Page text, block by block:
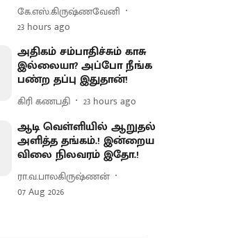
கே.எஸ்.கிருஷ்ணவேனி
23 hours ago
அதிகம் சம்பாதிச்சும் காசு
இல்லையா? அப்போ நீங்க
பண்ற தப்பு இதுதான்!
கிரி கணபதி 23 hours ago
ஆடி வெள்ளியில் ஆறுதல்
அளித்த தங்கம்.! இன்றைய
விலை நிலவரம் இதோ.!
ரா.வ.பாலகிருஷ்ணன்
07 Aug 2026